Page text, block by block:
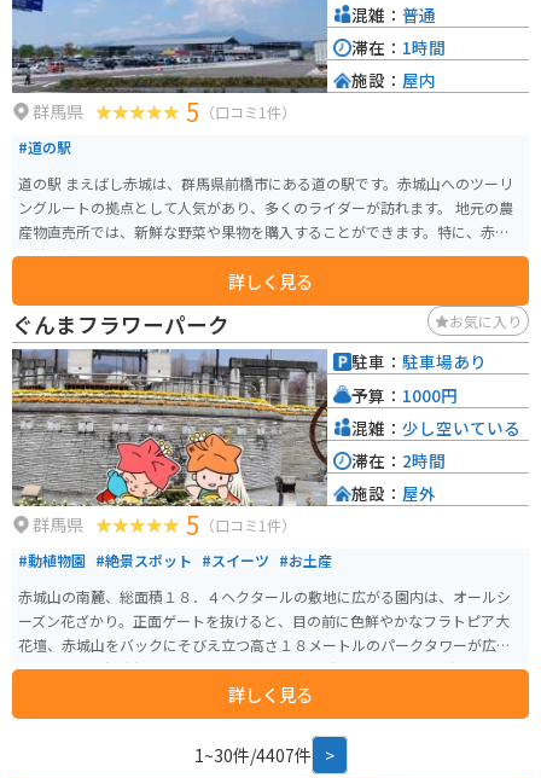
群馬県 5 （口コミ1件）
#道の駅
道の駅 まえばし赤城は、群馬県前橋市にある道の駅です。赤城山へのツーリ
ングルートの拠点として人気があり、多くのライダーが訪れます。 地元の農
産物直売所では、新鮮な野菜や果物を購入することができます。特に、赤城
山麓で採れた高原野菜は人気があります。また、レストランでは、地元の食
材を使った料理を楽しむことができます。 赤城山は、雄大な自然が広がる景
勝地としても知られています。山頂からの眺めは素晴らしく、天気の良い日
には、遠く富士山を望むこともできます。温泉施設もあるので、ツーリング
で疲れた体をゆっくりと癒やすこともできます。
詳しく見る
混雑： 普通
滞在： 1時間
施設： 屋内
ぐんまフラワーパーク お気に入り
群馬県 5 （口コミ1件）
#動植物園 #絶景スポット #スイーツ #お土産
赤城山の南麓、総面積１８．４ヘクタールの敷地に広がる園内は、オールシ
ーズン花ざかり。正面ゲートを抜けると、目の前に色鮮やかなフラトピア大
花壇、赤城山をバックにそびえ立つ高さ１８メートルのパークタワーが広が
る。５つある観賞温室は、ラン、熱帯花木、ベゴニア、サボテンの温室と季節
ごとに様変わりするイベント温室。その他ハーブの香りの散歩道、イングリ
ッシュガーデン、日本庭園、ちびっこ広場など見どころ遊びどころたっぷり
で大人もこどもも楽しめる。また、冬に行われる『ウィンターイルミネーシ
ョン』は第９回日本夜景遺産(ライトアップ夜景遺産)にも認定。話題のプロジ
詳しく見る
駐車： 駐車場あり
予算： 1000円
混雑： 少し空いている
滞在： 2時間
施設： 屋外
1~30件/4407件 >